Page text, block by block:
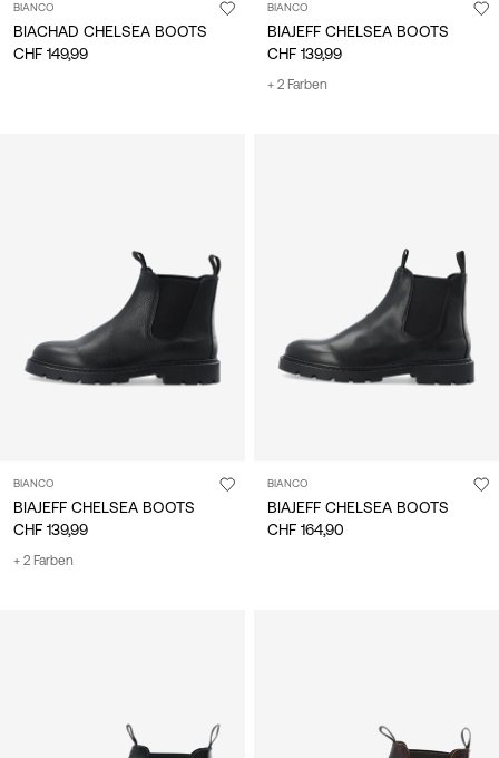
BIANCO
BIACHAD CHELSEA BOOTS
CHF 149,99
BIANCO
BIAJEFF CHELSEA BOOTS
CHF 139,99
+ 2 Farben
BIANCO
BIAJEFF CHELSEA BOOTS
CHF 139,99
+ 2 Farben
BIANCO
BIAJEFF CHELSEA BOOTS
CHF 164,90